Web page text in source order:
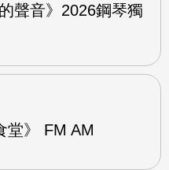
聲音》2026鋼琴獨
堂》 FM AM